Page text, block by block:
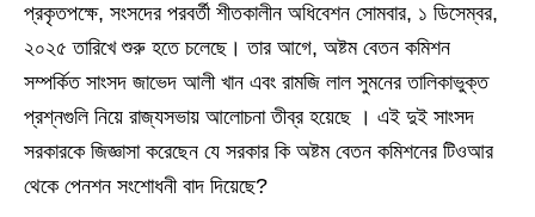
প্রকৃতপক্ষে, সংসদের পরবর্তী শীতকালীন অধিবেশন সোমবার, ১ ডিসেম্বর,
২০২৫ তারিখে শুরু হতে চলেছে। তার আগে, অষ্টম বেতন কমিশন
সম্পর্কিত সাংসদ জাভেদ আলী খান এবং রামজি লাল সুমনের তালিকাভুক্ত
প্রশ্নগুলি নিয়ে রাজ্যসভায় আলোচনা তীব্র হয়েছে । এই দুই সাংসদ
সরকারকে জিজ্ঞাসা করেছেন যে সরকার কি অষ্টম বেতন কমিশনের টিওআর
থেকে পেনশন সংশোধনী বাদ দিয়েছে?